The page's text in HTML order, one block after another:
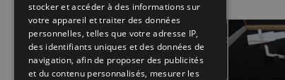
stocker et accéder à des informations sur
votre appareil et traiter des données
personnelles, telles que votre adresse IP,
des identifiants uniques et des données de
navigation, afin de proposer des publicités
et du contenu personnalisés, mesurer les